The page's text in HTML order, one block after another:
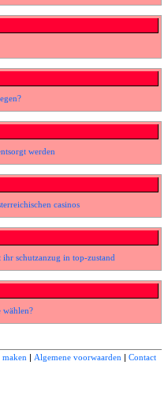
werden
casinos
schutzanzug in top-zustand
wählen?
maken | Algemene voorwaarden | Contact